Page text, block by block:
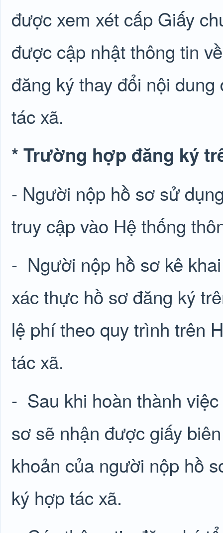
được xem xét cấp Giấy
được cập nhật thông tin
đăng ký thay đổi nội
tác xã.
* Trường hợp đăng ký
- Người nộp hồ sơ sử
truy cập vào Hệ thống
- Người nộp hồ sơ kê
xác thực hồ sơ đăng ký
lệ phí theo quy trình trên
tác xã.
- Sau khi hoàn thành
sơ sẽ nhận được giấy
khoản của người nộp hồ
ký hợp tác xã.